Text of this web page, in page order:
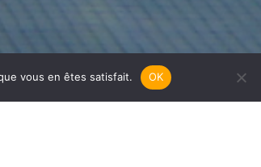
vous en êtes satisfait. OK